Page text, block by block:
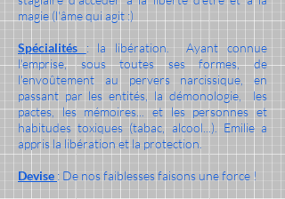
magie (l'âme qui agit :)
Spécialités : la libération. Ayant connue
l'emprise, sous toutes ses formes, de
l'envoûtement au pervers narcissique, en
passant par les entités, la démonologie, les
pactes, les mémoires... et les personnes et
habitudes toxiques (tabac, alcool...). Emilie a
appris la libération et la protection.
Devise : De nos faiblesses faisons une force !